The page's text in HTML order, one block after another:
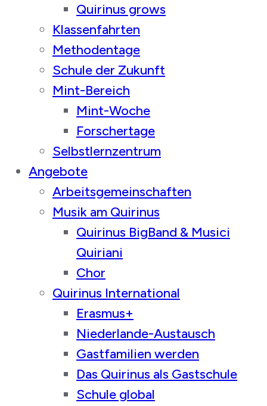
Quirinus grows
Klassenfahrten
Methodentage
Schule der Zukunft
Mint-Bereich
Mint-Woche
Forschertage
Selbstlernzentrum
Angebote
Arbeitsgemeinschaften
Musik am Quirinus
Quirinus BigBand & Musici
Quiriani
Chor
Quirinus International
Erasmus+
Niederlande-Austausch
Gastfamilien werden
Das Quirinus als Gastschule
Schule global